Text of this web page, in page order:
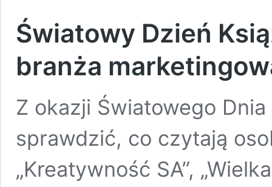
Światowy Dzień
branża
Z okazji Światowego
sprawdzić, co czytają
„Kreatywność SA”,